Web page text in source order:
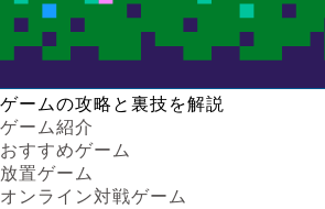
ゲームの攻略と裏技を解説
ゲーム紹介
おすすめゲーム
放置ゲーム
オンライン対戦ゲーム